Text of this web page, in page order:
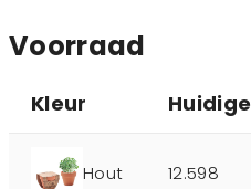
Voorraad
Kleur
Hout 12.598